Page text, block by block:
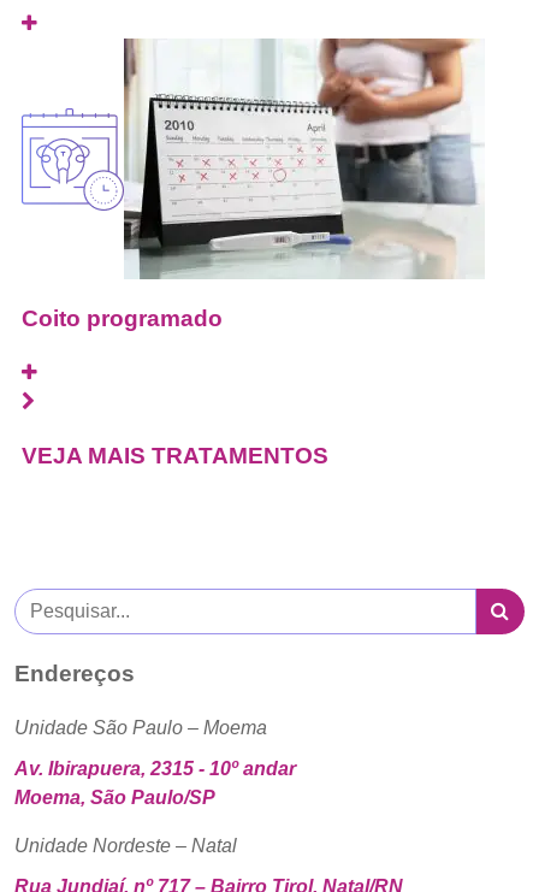
Coito programado
VEJA MAIS TRATAMENTOS
Endereços
Unidade São Paulo – Moema
Av. Ibirapuera, 2315 - 10º andar
Moema, São Paulo/SP
Unidade Nordeste – Natal
Rua Jundiaí, nº 717 – Bairro Tirol, Natal/RN